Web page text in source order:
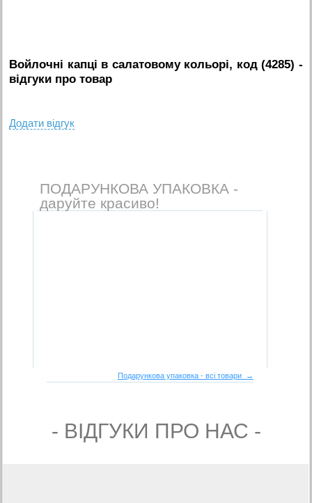
Войлочні капці в салатовому кольорі, код (4285) -
вiдгуки про товар
Додати вiдгук
ПОДАРУНКОВА УПАКОВКА -
даруйте красиво!
Подарункова упаковка - всі товари →
- ВIДГУКИ ПРО НАС -